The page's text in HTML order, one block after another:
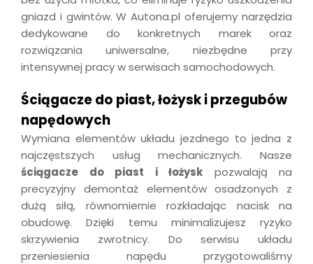
gniazd i gwintów. W Autona.pl oferujemy narzędzia
dedykowane do konkretnych marek oraz
rozwiązania uniwersalne, niezbędne przy
intensywnej pracy w serwisach samochodowych.
Ściągacze do piast, łożysk i przegubów
napędowych
Wymiana elementów układu jezdnego to jedna z
najczęstszych usług mechanicznych. Nasze
ściągacze do piast i łożysk pozwalają na
precyzyjny demontaż elementów osadzonych z
dużą siłą, równomiernie rozkładając nacisk na
obudowę. Dzięki temu minimalizujesz ryzyko
skrzywienia zwrotnicy. Do serwisu układu
przeniesienia napędu przygotowaliśmy